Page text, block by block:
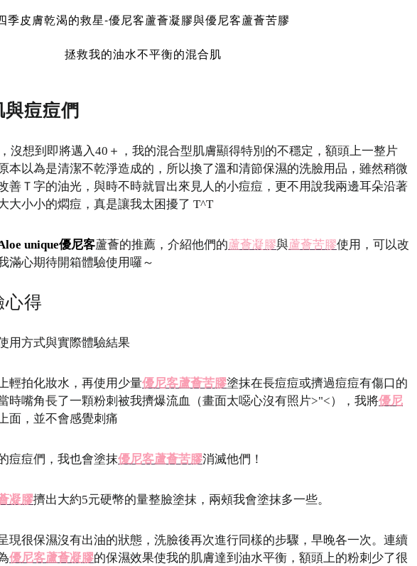
季皮膚乾渴的救星-優尼客蘆薈凝膠與優尼客蘆薈苦膠
拯救我的油水不平衡的混合肌
與痘痘們
沒想到即將邁入40＋，我的混合型肌膚顯得特別的不穩定，額頭上一整片
本以為是清潔不乾淨造成的，所以換了溫和清節保濕的洗臉用品，雖然稍微
善Ｔ字的油光，與時不時就冒出來見人的小痘痘，更不用說我兩邊耳朵沿著
大小小的燜痘，真是讓我太困擾了 T^T
unique優尼客蘆薈的推薦，介紹他們的蘆薈凝膠與蘆薈苦膠使用，可以改
滿心期待開箱體驗使用囉～
心得
用方式與實際體驗結果
輕拍化妝水，再使用少量優尼客蘆薈苦膠塗抹在長痘痘或擠過痘痘有傷口的
時嘴角長了一顆粉刺被我擠爆流血（畫面太噁心沒有照片>"<），我將優尼
面，並不會感覺刺痛
痘痘們，我也會塗抹優尼客蘆薈苦膠消滅他們！
凝膠擠出大約5元硬幣的量整臉塗抹，兩頰我會塗抹多一些。
現很保濕沒有出油的狀態，洗臉後再次進行同樣的步驟，早晚各一次。連續
優尼客蘆薈凝膠的保濕效果使我的肌膚達到油水平衡，額頭上的粉刺少了很